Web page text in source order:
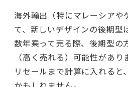
海外輸出（特にマレーシアや
て、新しいデザインの後期型
数年乗って売る際、後期型の
（高く売れる）可能性があり
リセールまで計算に入れると